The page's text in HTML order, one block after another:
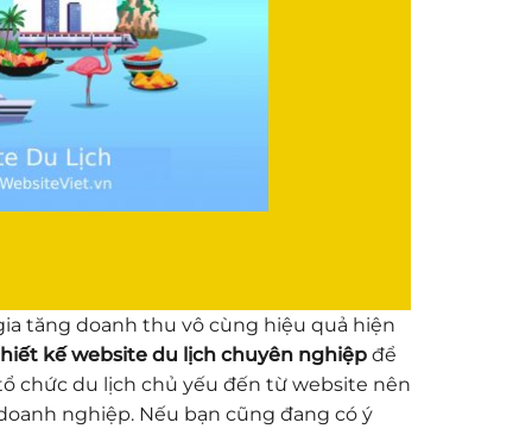
tăng doanh thu vô cùng hiệu quả hiện
kế website du lịch chuyên nghiệp để
chức du lịch chủ yếu đến từ website nên
nghiệp. Nếu bạn cũng đang có ý